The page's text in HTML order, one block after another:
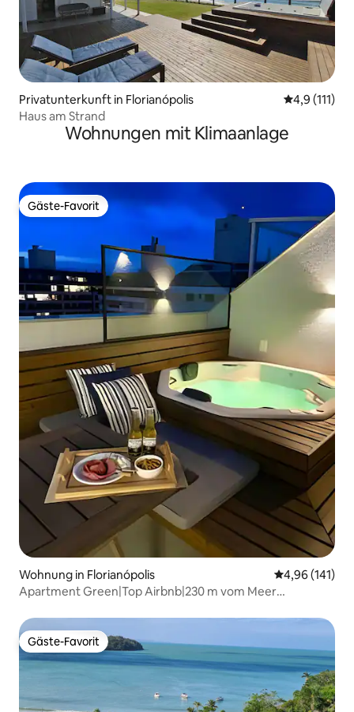
Privatunterkunft in Florianópolis
4,9 (111)
Haus am Strand
Wohnungen mit Klimaanlage
Gäste-Favorit
Gäste-Favorit
Wohnung in Florianópolis
4,96 (141)
Apartment Green|Top Airbnb|230 m vom Meer
Gäste-Favorit
Gäste-Favorit